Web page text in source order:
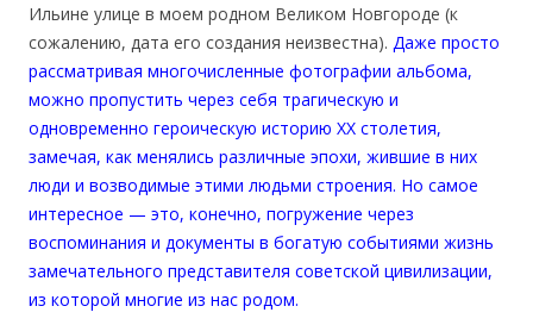
Ильине улице в моем родном Великом Новгороде (к
сожалению, дата его создания неизвестна). Даже просто
рассматривая многочисленные фотографии альбома,
можно пропустить через себя трагическую и
одновременно героическую историю XX столетия,
замечая, как менялись различные эпохи, жившие в них
люди и возводимые этими людьми строения. Но самое
интересное — это, конечно, погружение через
воспоминания и документы в богатую событиями жизнь
замечательного представителя советской цивилизации,
из которой многие из нас родом.